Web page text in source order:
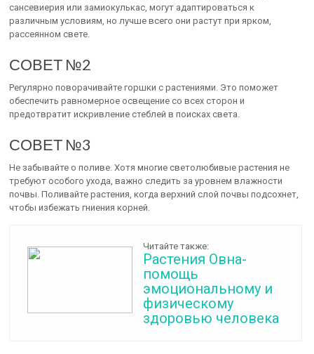
сансевиерия или замиокулькас, могут адаптироваться к
различным условиям, но лучше всего они растут при ярком,
рассеянном свете.
СОВЕТ №2
Регулярно поворачивайте горшки с растениями. Это поможет
обеспечить равномерное освещение со всех сторон и
предотвратит искривление стеблей в поисках света.
СОВЕТ №3
Не забывайте о поливе. Хотя многие светолюбивые растения не
требуют особого ухода, важно следить за уровнем влажности
почвы. Поливайте растения, когда верхний слой почвы подсохнет,
чтобы избежать гниения корней.
Читайте также:
Растения Овна-
помощь
эмоциональному и
физическому
здоровью человека